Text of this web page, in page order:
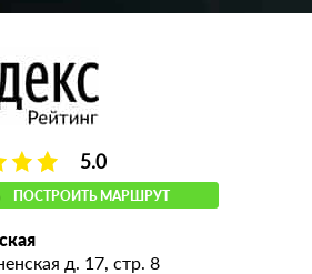
5.0
ПОСТРОИТЬ МАРШРУТ
д. 17, стр. 8